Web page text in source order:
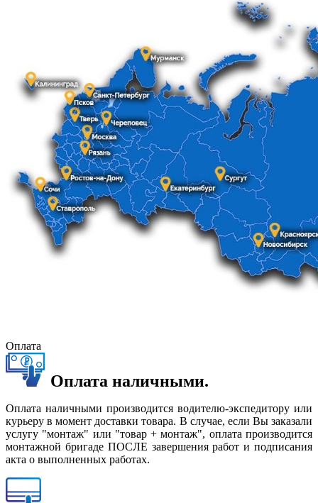
Оплата
Оплата наличными.
Оплата наличными производится водителю-экспедитору или
курьеру в момент доставки товара. В случае, если Вы заказали
услугу "монтаж" или "товар + монтаж", оплата производится
монтажной бригаде ПОСЛЕ завершения работ и подписания
акта о выполненных работах.